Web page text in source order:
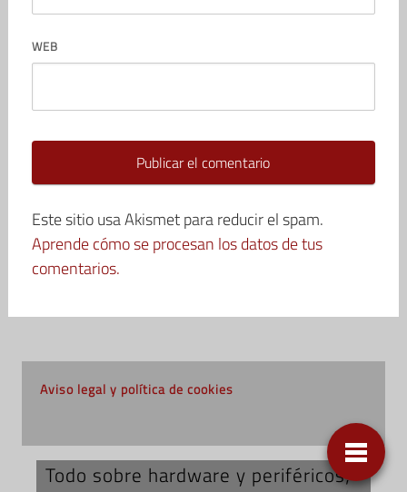
WEB
Este sitio usa Akismet para reducir el spam.
Aprende cómo se procesan los datos de tus
comentarios.
Aviso legal y política de cookies
Todo sobre hardware y periféricos;